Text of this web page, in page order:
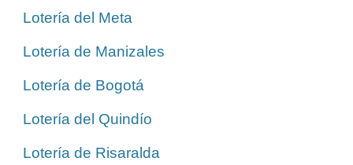
Lotería del Meta
Lotería de Manizales
Lotería de Bogotá
Lotería del Quindío
Lotería de Risaralda